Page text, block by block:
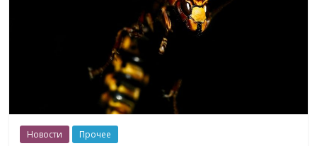
Новости Прочее